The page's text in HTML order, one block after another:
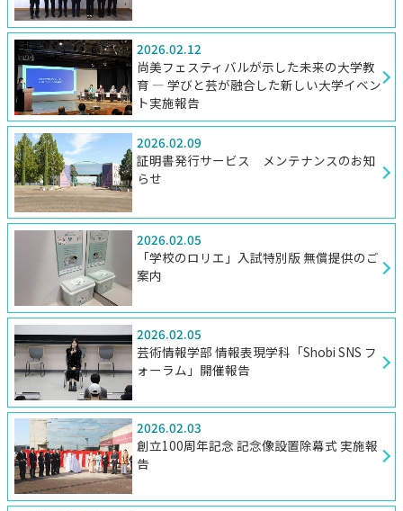
2026.02.12
尚美フェスティバルが示した未来の大学教
育 ― 学びと芸が融合した新しい大学イベン
ト実施報告
2026.02.09
証明書発行サービス メンテナンスのお知
らせ
2026.02.05
「学校のロリエ」入試特別版 無償提供のご
案内
2026.02.05
芸術情報学部 情報表現学科「Shobi SNS フ
ォーラム」開催報告
2026.02.03
創立100周年記念 記念像設置除幕式 実施報
告